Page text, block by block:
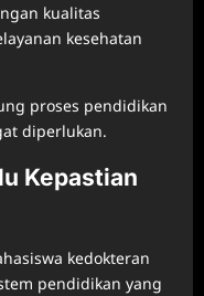
kualitas
kesehatan
proses pendidikan
diperlukan.
Kepastian
kedokteran
pendidikan yang